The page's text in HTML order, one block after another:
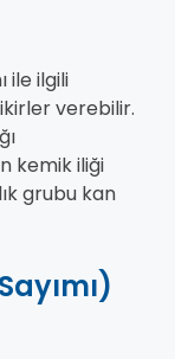
ile ilgili
verebilir.
kemik iliği
grubu kan